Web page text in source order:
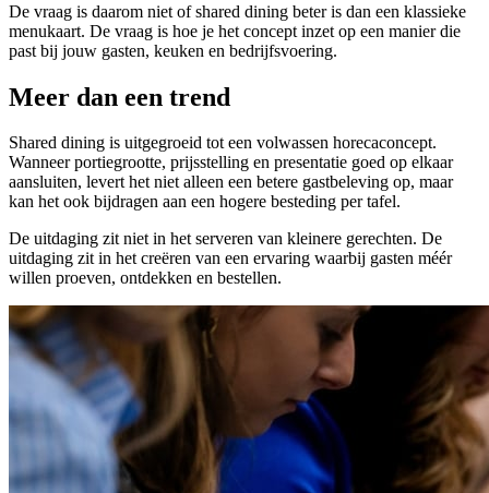
De vraag is daarom niet of shared dining beter is dan een klassieke
menukaart. De vraag is hoe je het concept inzet op een manier die
past bij jouw gasten, keuken en bedrijfsvoering.
Meer dan een trend
Shared dining is uitgegroeid tot een volwassen horecaconcept.
Wanneer portiegrootte, prijsstelling en presentatie goed op elkaar
aansluiten, levert het niet alleen een betere gastbeleving op, maar
kan het ook bijdragen aan een hogere besteding per tafel.
De uitdaging zit niet in het serveren van kleinere gerechten. De
uitdaging zit in het creëren van een ervaring waarbij gasten méér
willen proeven, ontdekken en bestellen.